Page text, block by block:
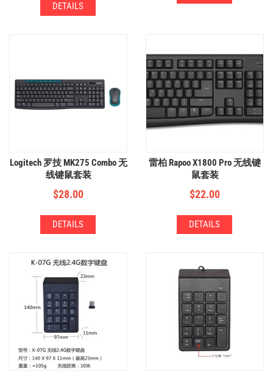
DETAILS
Logitech 罗技 MK275 Combo 无
线键鼠套装
$28.00
DETAILS
雷柏 Rapoo X1800 Pro 无线键
鼠套装
$22.00
DETAILS